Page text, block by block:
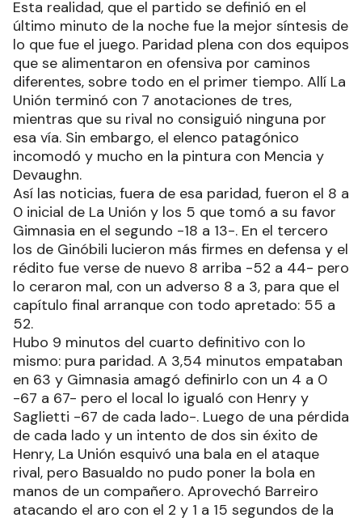
Esta realidad, que el partido se definió en el
último minuto de la noche fue la mejor síntesis de
lo que fue el juego. Paridad plena con dos equipos
que se alimentaron en ofensiva por caminos
diferentes, sobre todo en el primer tiempo. Allí La
Unión terminó con 7 anotaciones de tres,
mientras que su rival no consiguió ninguna por
esa vía. Sin embargo, el elenco patagónico
incomodó y mucho en la pintura con Mencia y
Devaughn.
Así las noticias, fuera de esa paridad, fueron el 8 a
0 inicial de La Unión y los 5 que tomó a su favor
Gimnasia en el segundo -18 a 13-. En el tercero
los de Ginóbili lucieron más firmes en defensa y el
rédito fue verse de nuevo 8 arriba -52 a 44- pero
lo ceraron mal, con un adverso 8 a 3, para que el
capítulo final arranque con todo apretado: 55 a
52.
Hubo 9 minutos del cuarto definitivo con lo
mismo: pura paridad. A 3,54 minutos empataban
en 63 y Gimnasia amagó definirlo con un 4 a 0
-67 a 67- pero el local lo igualó con Henry y
Saglietti -67 de cada lado-. Luego de una pérdida
de cada lado y un intento de dos sin éxito de
Henry, La Unión esquivó una bala en el ataque
rival, pero Basualdo no pudo poner la bola en
manos de un compañero. Aprovechó Barreiro
atacando el aro con el 2 y 1 a 15 segundos de la